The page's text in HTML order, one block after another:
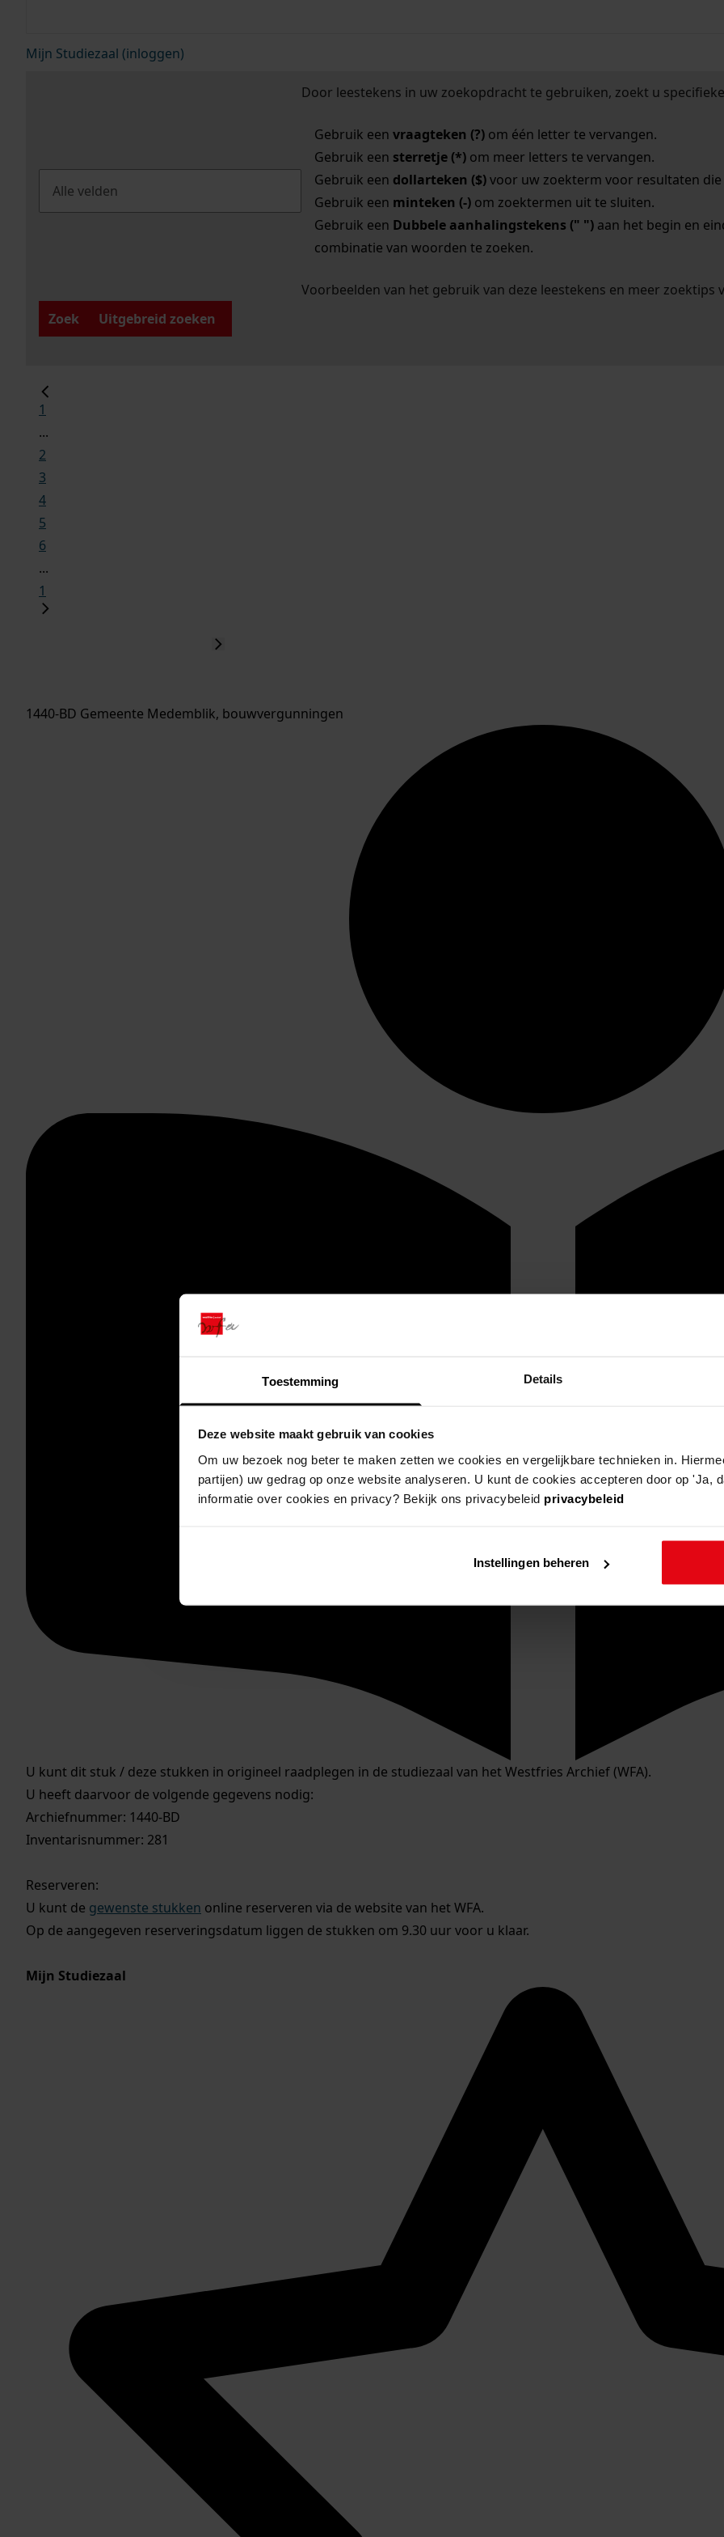
Toestemming Details
Deze website maakt gebruik van cookies
Om uw bezoek nog beter te maken zetten we cookies en vergelijkbare technieken in.
partijen) uw gedrag op onze website analyseren. U kunt de cookies accepteren door op 'Ja,
informatie over cookies en privacy? Bekijk ons privacybeleid privacybeleid
Instellingen beheren
Mijn Studiezaal (inloggen)
Door leestekens in uw zoekopdracht te gebruiken, zoekt u
Gebruik een vraagteken (?)om één letter te vervangen.
Gebruik een sterretje (*)om meer letters te vervangen.
Gebruik een dollarteken ($)voor uw zoekterm voor resultaten die
Gebruik een minteken (-)om zoektermen uit te sluiten.
Gebruik een Dubbele aanhalingstekens (" ")aan het begin en
combinatie van woorden te zoeken.
Voorbeelden van het gebruik van deze leestekens en meer zoektips
Zoek
Uitgebreid zoeken
1
...
2
3
4
5
6
...
1
1440-BD Gemeente Medemblik, bouwvergunningen
U kunt dit stuk / deze stukken in origineel raadplegen in de studiezaal van het Westfries Archief (WFA).
U heeft daarvoor de volgende gegevens nodig:
Archiefnummer: 1440-BD
Inventarisnummer: 281
Reserveren:
U kunt de gewenste stukken online reserveren via de website van het WFA.
Op de aangegeven reserveringsdatum liggen de stukken om 9.30 uur voor u klaar.
Mijn Studiezaal